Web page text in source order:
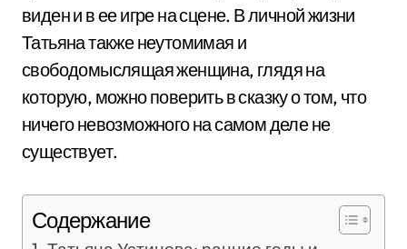
виден и в ее игре на сцене. В личной жизни
Татьяна также неутомимая и
свободомыслящая женщина, глядя на
которую, можно поверить в сказку о том, что
ничего невозможного на самом деле не
существует.
Содержание